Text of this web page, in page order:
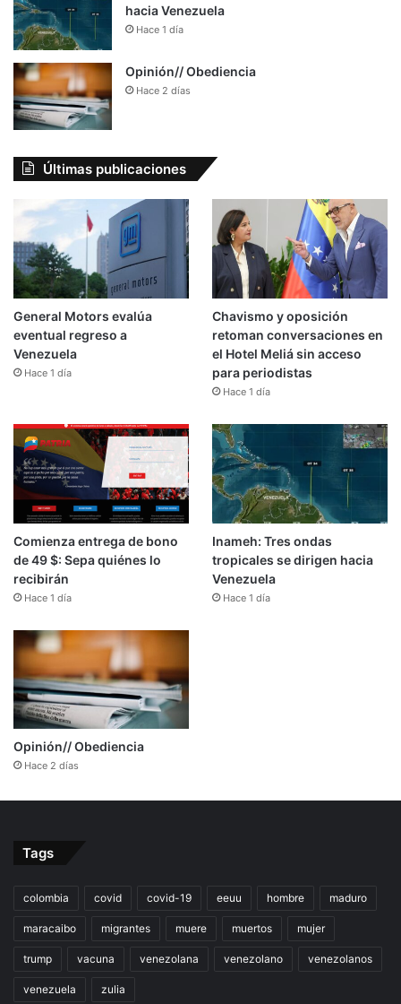
hacia Venezuela
Hace 1 día
Opinión// Obediencia
Hace 2 días
Últimas publicaciones
General Motors evalúa
eventual regreso a
Venezuela
Hace 1 día
Chavismo y oposición
retoman conversaciones en
el Hotel Meliá sin acceso
para periodistas
Hace 1 día
Comienza entrega de bono
de 49 $: Sepa quiénes lo
recibirán
Hace 1 día
Inameh: Tres ondas
tropicales se dirigen hacia
Venezuela
Hace 1 día
Opinión// Obediencia
Hace 2 días
Tags
colombia covid covid-19 eeuu hombre maduro
maracaibo migrantes muere muertos mujer
trump vacuna venezolana venezolano venezolanos
venezuela zulia